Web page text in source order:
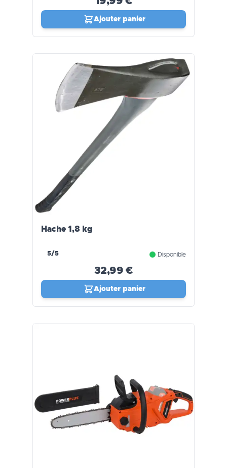
Ajouter panier
Hache 1,8 kg
5/5 Disponible
32,99 €
Ajouter panier